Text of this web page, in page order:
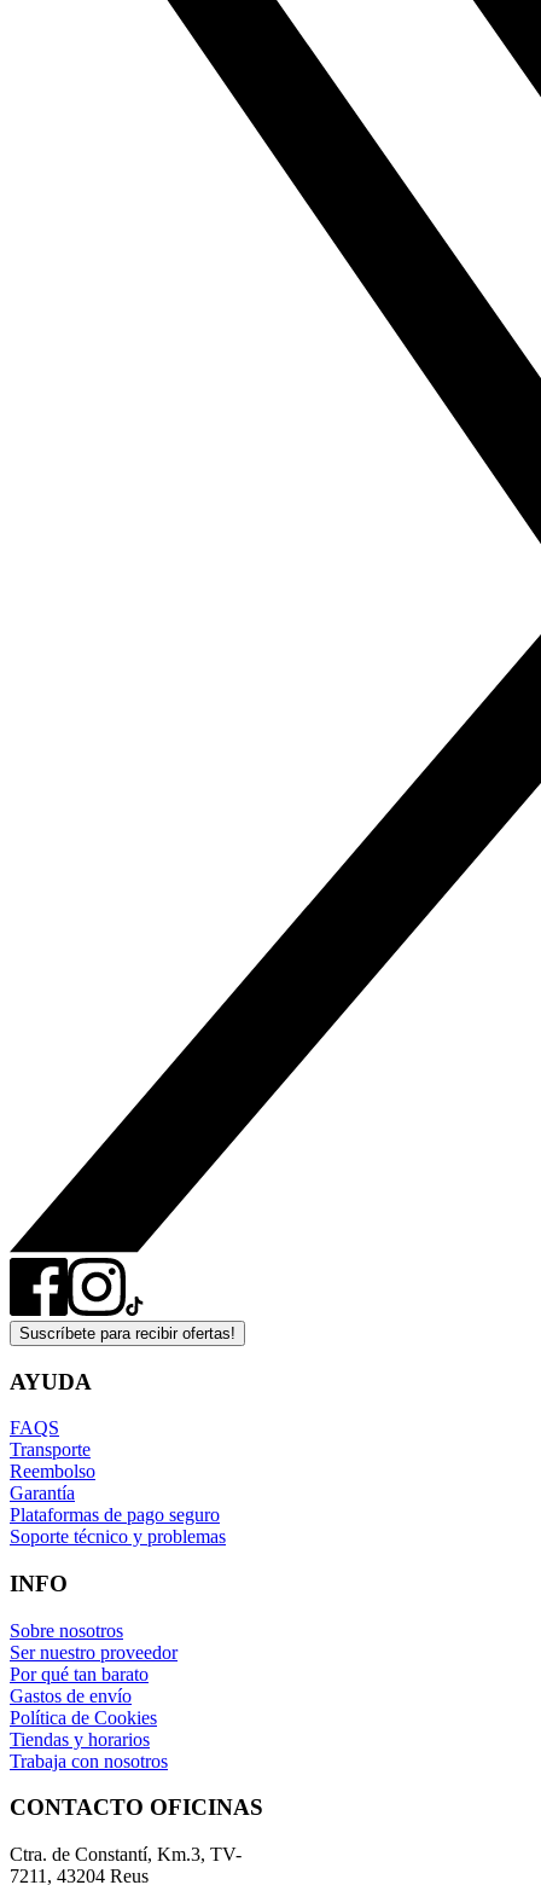
Suscríbete para recibir ofertas!
AYUDA
FAQS
Transporte
Reembolso
Garantía
Plataformas de pago seguro
Soporte técnico y problemas
INFO
Sobre nosotros
Ser nuestro proveedor
Por qué tan barato
Gastos de envío
Política de Cookies
Tiendas y horarios
Trabaja con nosotros
CONTACTO OFICINAS
Ctra. de Constantí, Km.3, TV-
7211, 43204 Reus